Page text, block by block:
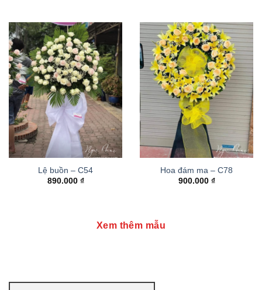
Lệ buồn – C54
890.000 ₫
Hoa đám ma – C78
900.000 ₫
Xem thêm mẫu